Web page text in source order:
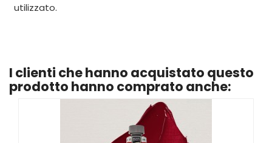
utilizzato.
I clienti che hanno acquistato questo
prodotto hanno comprato anche: